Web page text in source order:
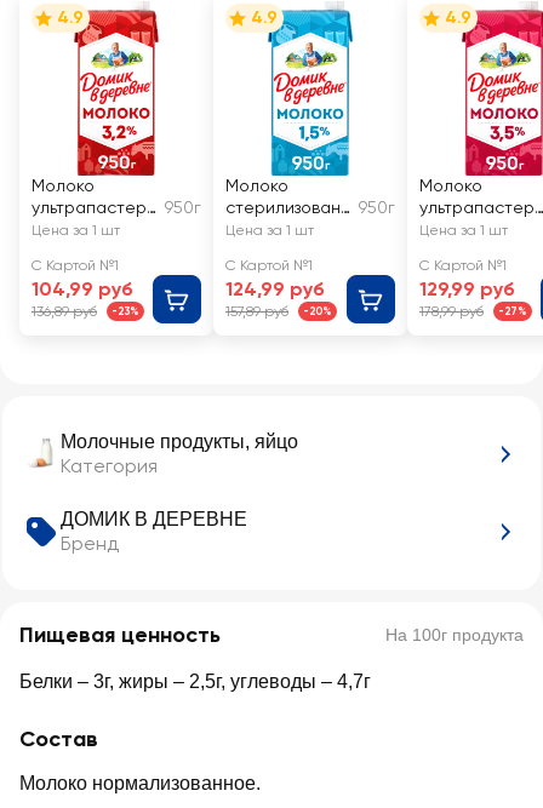
Молочные продукты, яйцо
Категория
ДОМИК В ДЕРЕВНЕ
Бренд
Пищевая ценность На 100г продукта
Белки – 3г, жиры – 2,5г, углеводы – 4,7г
Состав
Молоко нормализованное.
4.9
Молоко
ультрапастери
зованное
ДЕРЕВНЕ 3,2%,
без змж
950г
Цена за 1 шт
С Картой №1
104,99 руб
136,89 руб -23%
4.9
Молоко
стерилизованн
ое ДОМИК В
без змж
950г
Цена за 1 шт
С Картой №1
124,99 руб
157,89 руб -20%
4.9
Молоко
ультрапастери
зованное
ДЕРЕВНЕ 3,5%,
без змж
Цена за 1 шт
С Картой №1
129,99 руб
178,99 руб -27%